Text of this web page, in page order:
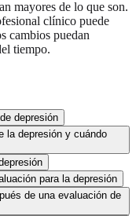
mayores de lo que son.
clínico puede
cambios puedan
tiempo.
depresión
la depresión y cuándo
para la depresión
de una evaluación de